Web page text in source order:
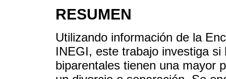
RESUMEN
Utilizando información de la
INEGI, este trabajo investiga
biparentales tienen una mayor